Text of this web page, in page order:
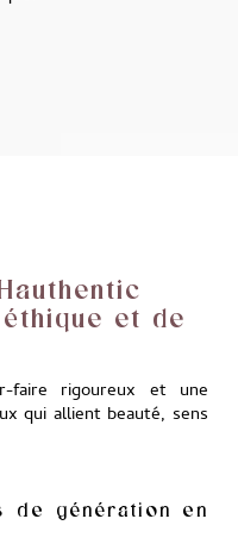
et de
faire rigoureux et une
qui allient beauté, sens
de génération en